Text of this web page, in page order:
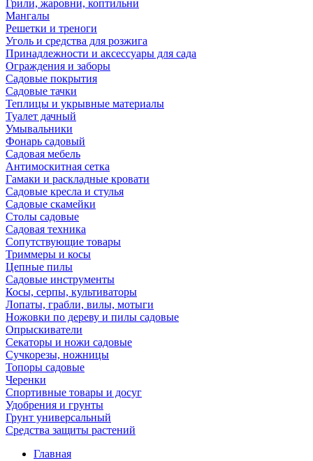
Грили, жаровни, коптильни
Мангалы
Решетки и треноги
Уголь и средства для розжига
Принадлежности и аксессуары для сада
Ограждения и заборы
Садовые покрытия
Садовые тачки
Теплицы и укрывные материалы
Туалет дачный
Умывальники
Фонарь садовый
Садовая мебель
Антимоскитная сетка
Гамаки и раскладные кровати
Садовые кресла и стулья
Садовые скамейки
Столы садовые
Садовая техника
Сопутствующие товары
Триммеры и косы
Цепные пилы
Садовые инструменты
Косы, серпы, культиваторы
Лопаты, грабли, вилы, мотыги
Ножовки по дереву и пилы садовые
Опрыскиватели
Секаторы и ножи садовые
Сучкорезы, ножницы
Топоры садовые
Черенки
Спортивные товары и досуг
Удобрения и грунты
Грунт универсальный
Средства защиты растений
Главная